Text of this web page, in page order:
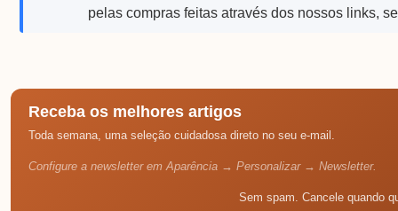
pelas compras feitas através dos nossos links,
Receba os melhores artigos
Toda semana, uma seleção cuidadosa direto no seu e-mail.
Configure a newsletter em Aparência → Personalizar → Newsletter.
Sem spam. Cancele quando